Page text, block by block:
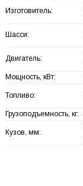
Изготовитель:
Шасси:
Двигатель:
Мощность, кВт:
Топливо:
Грузоподъемность, кг:
Кузов, мм: